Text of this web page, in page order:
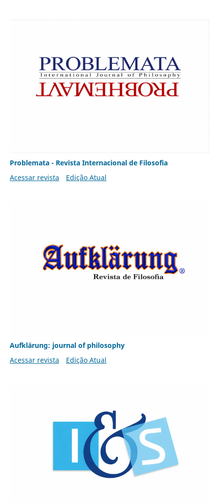
Problemata - Revista Internacional de Filosofia
Acessar revista
Edição Atual
Aufklärung: journal of philosophy
Acessar revista
Edição Atual